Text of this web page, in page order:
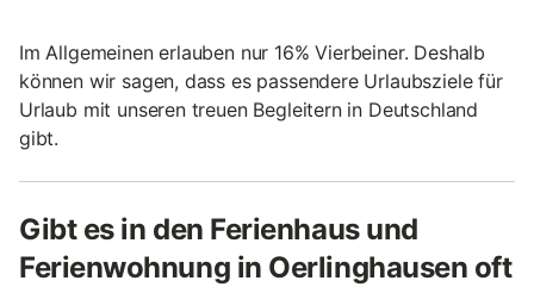
Im Allgemeinen erlauben nur 16% Vierbeiner. Deshalb
können wir sagen, dass es passendere Urlaubsziele für
Urlaub mit unseren treuen Begleitern in Deutschland
gibt.
Gibt es in den Ferienhaus und
Ferienwohnung in Oerlinghausen oft